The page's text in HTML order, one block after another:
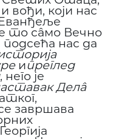
вођи, који нас
то сâмо Вечно
нас да
ипреглед
, него је
Делâ
завршава